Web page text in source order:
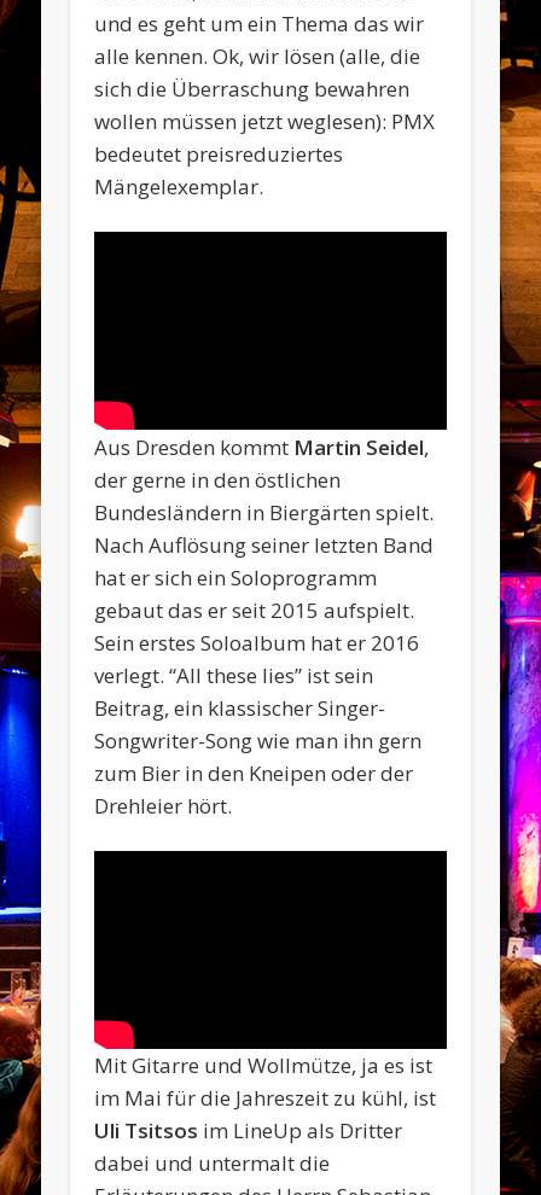
und es geht um ein Thema das wir
alle kennen. Ok, wir lösen (alle, die
sich die Überraschung bewahren
wollen müssen jetzt weglesen): PMX
bedeutet preisreduziertes
Mängelexemplar.
Aus Dresden kommt Martin Seidel,
der gerne in den östlichen
Bundesländern in Biergärten spielt.
Nach Auflösung seiner letzten Band
hat er sich ein Soloprogramm
gebaut das er seit 2015 aufspielt.
Sein erstes Soloalbum hat er 2016
verlegt. “All these lies” ist sein
Beitrag, ein klassischer Singer-
Songwriter-Song wie man ihn gern
zum Bier in den Kneipen oder der
Drehleier hört.
Mit Gitarre und Wollmütze, ja es ist
im Mai für die Jahreszeit zu kühl, ist
Uli Tsitsos im LineUp als Dritter
dabei und untermalt die